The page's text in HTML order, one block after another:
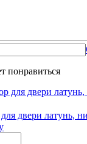
понравиться
двери латунь,